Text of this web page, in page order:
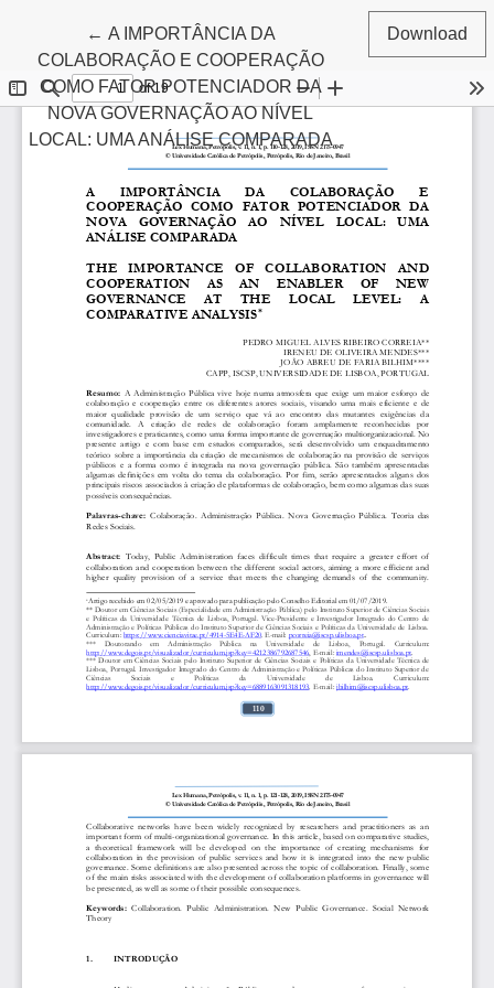
← Return to Article Details
A IMPORTÂNCIA DA
COLABORAÇÃO E COOPERAÇÃO
COMO FATOR POTENCIADOR DA
NOVA GOVERNAÇÃO AO NÍVEL
LOCAL: UMA ANÁLISE COMPARADA
Download